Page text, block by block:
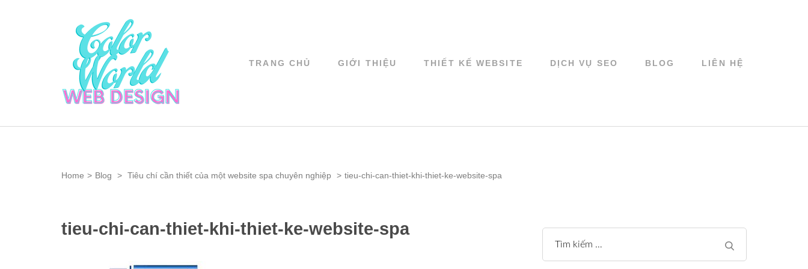
Color World Web Design
TRANG CHỦ GIỚI THIỆU THIẾT KẾ WEBSITE DỊCH VỤ SEO BLOG LIÊN HỆ
Home > Blog > Tiêu chí cần thiết của một website spa chuyên nghiệp > tieu-chi-can-thiet-khi-thiet-ke-website-spa
tieu-chi-can-thiet-khi-thiet-ke-website-spa
Tìm
kiếm